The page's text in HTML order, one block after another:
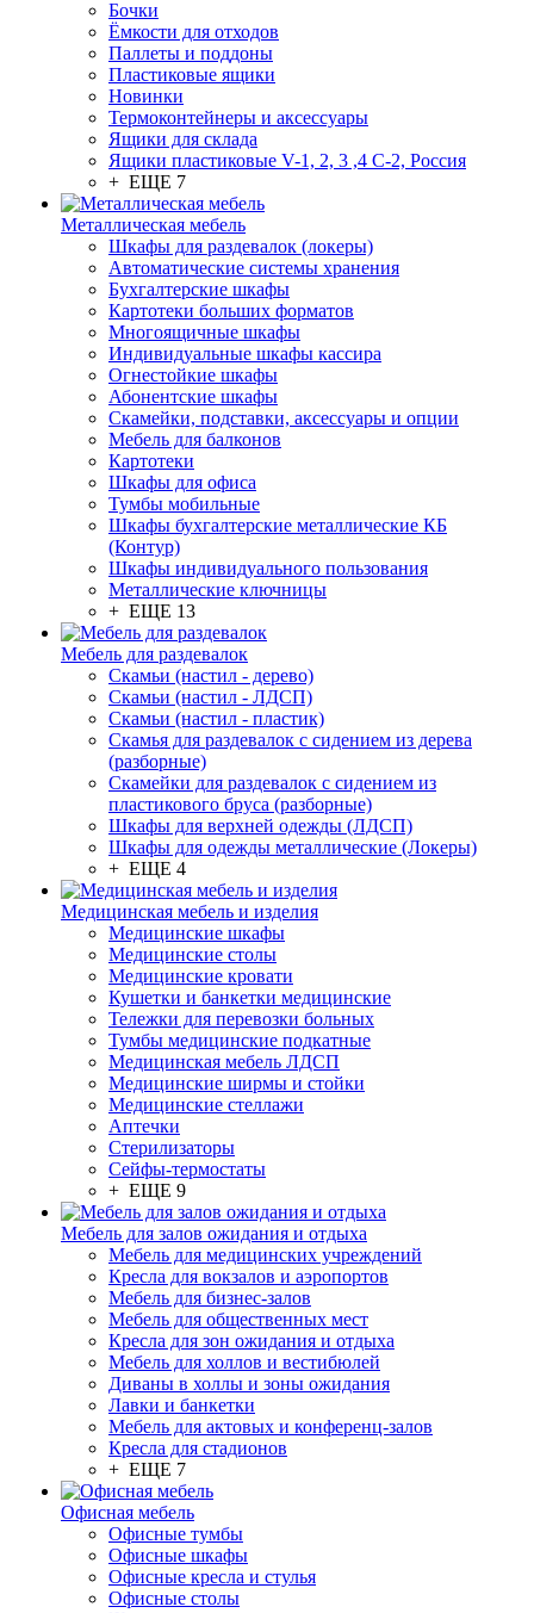
Бочки
Ёмкости для отходов
Паллеты и поддоны
Пластиковые ящики
Новинки
Термоконтейнеры и аксессуары
Ящики для склада
Ящики пластиковые V-1, 2, 3 ,4 С-2, Россия
+ ЕЩЕ 7
Металлическая мебель
Шкафы для раздевалок (локеры)
Автоматические системы хранения
Бухгалтерские шкафы
Картотеки больших форматов
Многоящичные шкафы
Индивидуальные шкафы кассира
Огнестойкие шкафы
Абонентские шкафы
Скамейки, подставки, аксессуары и опции
Мебель для балконов
Картотеки
Шкафы для офиса
Тумбы мобильные
Шкафы бухгалтерские металлические КБ
(Контур)
Шкафы индивидуального пользования
Металлические ключницы
+ ЕЩЕ 13
Мебель для раздевалок
Скамьи (настил - дерево)
Скамьи (настил - ЛДСП)
Скамьи (настил - пластик)
Скамья для раздевалок с сидением из дерева
(разборные)
Скамейки для раздевалок с сидением из
пластикового бруса (разборные)
Шкафы для верхней одежды (ЛДСП)
Шкафы для одежды металлические (Локеры)
+ ЕЩЕ 4
Медицинская мебель и изделия
Медицинские шкафы
Медицинские столы
Медицинские кровати
Кушетки и банкетки медицинские
Тележки для перевозки больных
Тумбы медицинские подкатные
Медицинская мебель ЛДСП
Медицинские ширмы и стойки
Медицинские стеллажи
Аптечки
Стерилизаторы
Сейфы-термостаты
+ ЕЩЕ 9
Мебель для залов ожидания и отдыха
Мебель для медицинских учреждений
Кресла для вокзалов и аэропортов
Мебель для бизнес-залов
Мебель для общественных мест
Кресла для зон ожидания и отдыха
Мебель для холлов и вестибюлей
Диваны в холлы и зоны ожидания
Лавки и банкетки
Мебель для актовых и конференц-залов
Кресла для стадионов
+ ЕЩЕ 7
Офисная мебель
Офисные тумбы
Офисные шкафы
Офисные кресла и стулья
Офисные столы